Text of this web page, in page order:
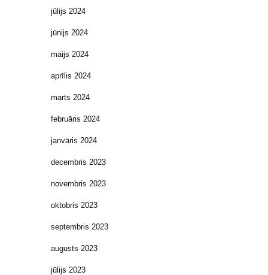
jūlijs 2024
jūnijs 2024
maijs 2024
aprīlis 2024
marts 2024
februāris 2024
janvāris 2024
decembris 2023
novembris 2023
oktobris 2023
septembris 2023
augusts 2023
jūlijs 2023